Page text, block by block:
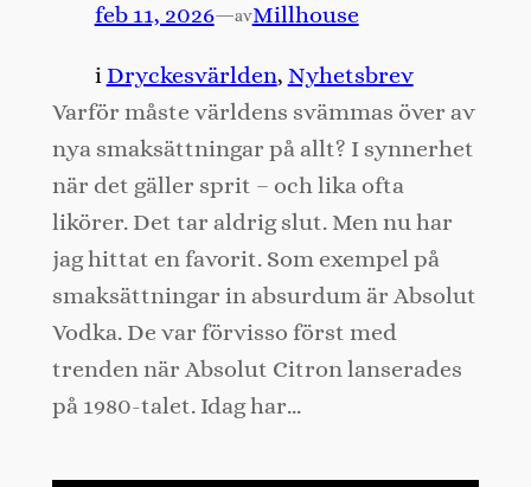
feb 11, 2026—avMillhouse
i Dryckesvärlden, Nyhetsbrev
Varför måste världens svämmas över av
nya smaksättningar på allt? I synnerhet
när det gäller sprit – och lika ofta
likörer. Det tar aldrig slut. Men nu har
jag hittat en favorit. Som exempel på
smaksättningar in absurdum är Absolut
Vodka. De var förvisso först med
trenden när Absolut Citron lanserades
på 1980-talet. Idag har…